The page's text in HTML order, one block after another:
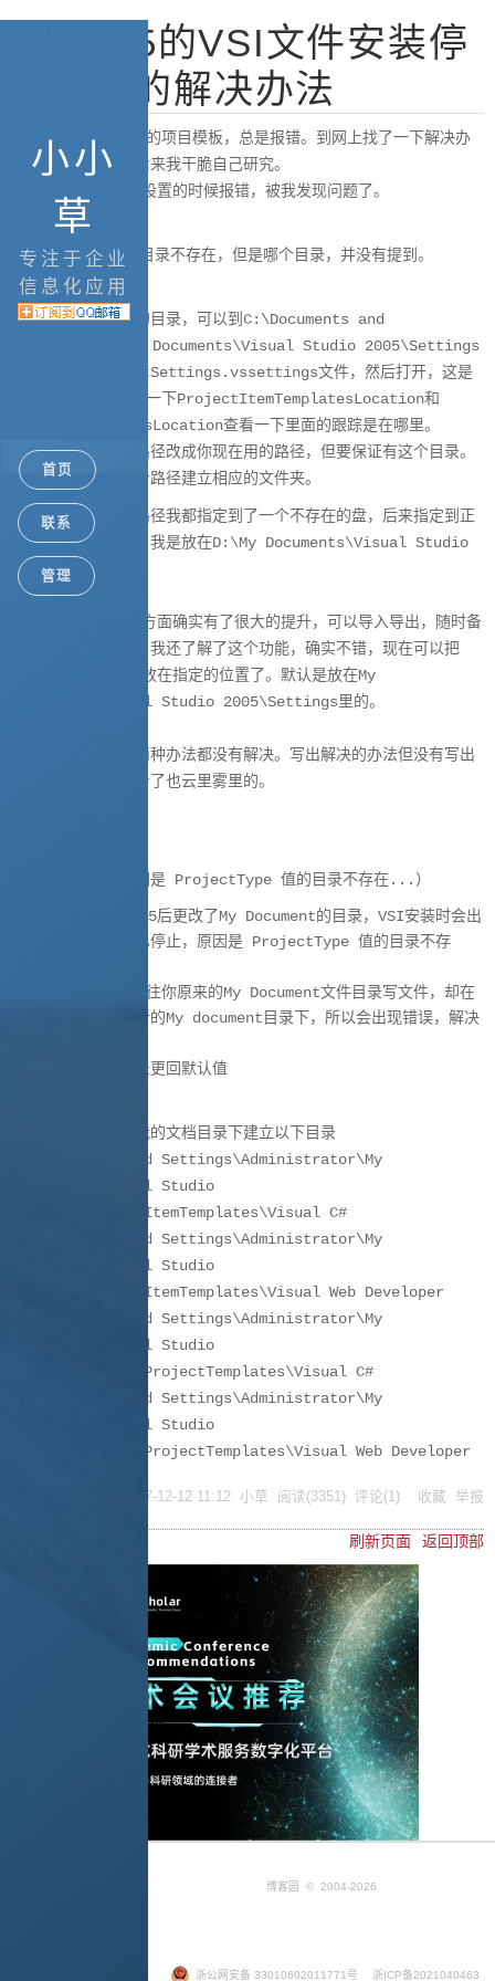
小小
草
专注于企业
信息化应用
首页
联系
管理
VS2005的VSI文件安装停
止报错的解决办法
今天要安装一下DNN的项目模板，总是报错。到网上找了一下解决办
法，但就是不行，后来我干脆自己研究。
终于在导入VS2005设置的时候报错，被我发现问题了。
原因：
确实是指定的目录不存在，但是哪个目录，并没有提到。
解决办法：
去找一下项目模板的目录，可以到C:\Documents and
Settings\lbq\My Documents\Visual Studio 2005\Settings
里找到这个CurrentSettings.vssettings文件，然后打开，这是
个XML的文件，查找一下ProjectItemTemplatesLocation和
ProjectTemplatesLocation查看一下里面的跟踪是在哪里。
一种办法是把这个路径改成你现在用的路径，但要保证有这个目录。
另一种方法是按这个路径建立相应的文件夹。
我找了一下这两个路径我都指定到了一个不存在的盘，后来指定到正
确的位置就可以了。我是放在D:\My Documents\Visual Studio
2005\Templates。
VS2005在配置文件方面确实有了很大的提升，可以导入导出，随时备
份，通过这个问题，我还了解了这个功能，确实不错，现在可以把
VS2005的配置文件放在指定的位置了。默认是放在My
Documents\Visual Studio 2005\Settings里的。
因此，我用下面的两种办法都没有解决。写出解决的办法但没有写出
原因，所以造成我看了也云里雾里的。
（安装已停止，原因是 ProjectType 值的目录不存在...）
如果你在安装VS2005后更改了My Document的目录，VSI安装时会出
现如下错误：安装已停止，原因是 ProjectType 值的目录不存
这是因为VSI文件仍往你原来的My Document文件目录写文件，却在
建子目录时建在了新的My document目录下，所以会出现错误，解决
１、把我的文档目录更回默认值
２、手动在黓认的我的文档目录下建立以下目录
C:\Documents and Settings\Administrator\My
Documents\Visual Studio
2005\Templates\ItemTemplates\Visual C#
C:\Documents and Settings\Administrator\My
Documents\Visual Studio
2005\Templates\ItemTemplates\Visual Web Developer
C:\Documents and Settings\Administrator\My
Documents\Visual Studio
2005\Templates\ProjectTemplates\Visual C#
C:\Documents and Settings\Administrator\My
Documents\Visual Studio
2005\Templates\ProjectTemplates\Visual Web Developer
2007-12-12 11:12 小草 阅读(3351 ) 评论(1 ) 收藏 举报
刷新页面 返回顶部
博客园 © 2004-2026
浙公网安备 33010602011771号 浙ICP备2021040463